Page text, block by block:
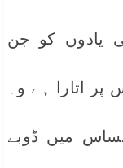
یادوں کو جن
اتارا ہے وہ
میں ڈوبے